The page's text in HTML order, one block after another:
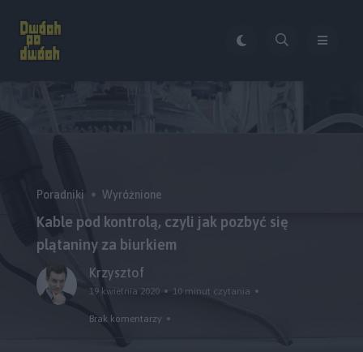
Poradniki Wyróżnione
Kable pod kontrolą, czyli jak pozbyć się
plątaniny za biurkiem
Krzysztof
19 kwietnia 2020 10 minut czytania
Brak komentarzy